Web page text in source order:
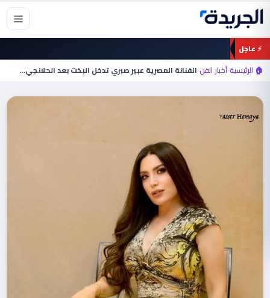
تخطي
المحتوى
⚡ عاجل
🏠 الرئيسية›أخبار الفن›الفنانة المصرية عبير صبري تدخل البخت بعد الحلانجي…